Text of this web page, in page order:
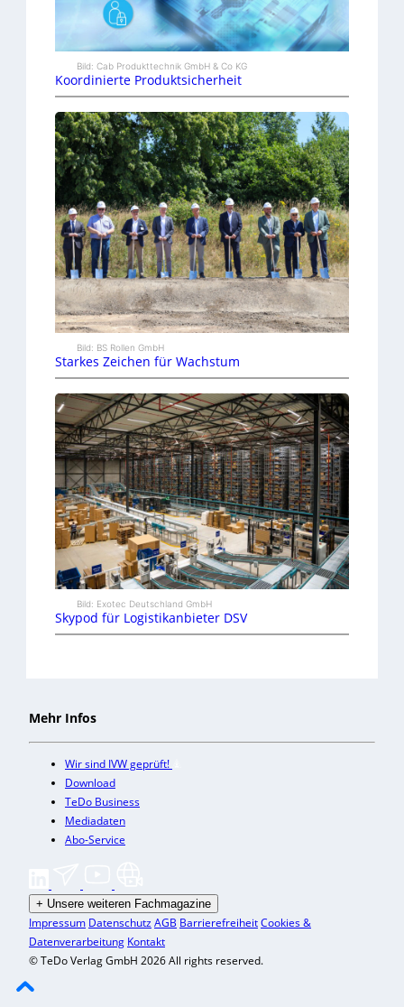
Bild: Cab Produkttechnik GmbH & Co KG
Koordinierte Produktsicherheit
Bild: BS Rollen GmbH
Starkes Zeichen für Wachstum
Bild: Exotec Deutschland GmbH
Skypod für Logistikanbieter DSV
Mehr Infos
Wir sind IVW geprüft!
Download
TeDo Business
Mediadaten
Abo-Service
+ Unsere weiteren Fachmagazine
Impressum DatenschutzAGB BarrierefreiheitCookies &
Datenverarbeitung Kontakt
© TeDo Verlag GmbH 2026 All rights reserved.